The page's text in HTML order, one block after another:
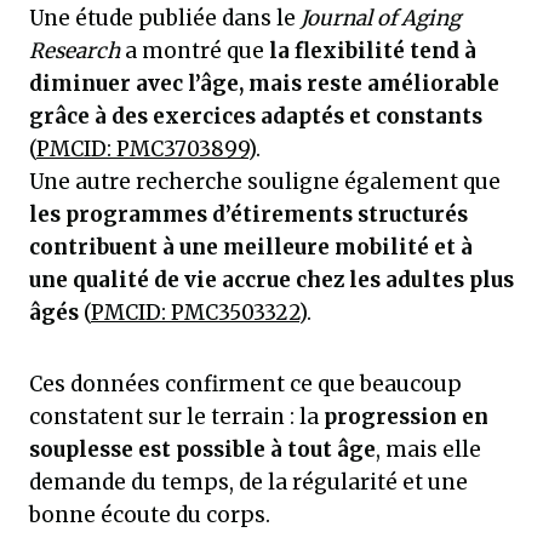
Une étude publiée dans le Journal of Aging
Researcha montré que la flexibilité tend à
diminuer avec l’âge, mais reste améliorable
grâce à des exercices adaptés et constants
(PMCID: PMC3703899).
Une autre recherche souligne également que
les programmes d’étirements structurés
contribuent à une meilleure mobilité et à
une qualité de vie accrue chez les adultes plus
âgés (PMCID: PMC3503322).
Ces données confirment ce que beaucoup
constatent sur le terrain : la progression en
souplesse est possible à tout âge, mais elle
demande du temps, de la régularité et une
bonne écoute du corps.